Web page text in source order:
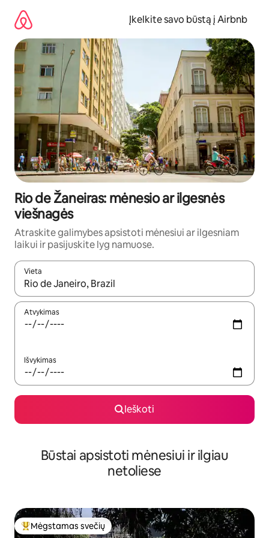
turinio
Įkelkite savo būstą į Airbnb
Rio de Žaneiras: mėnesio ar ilgesnės
viešnagės
Atraskite galimybes apsistoti mėnesiui ar ilgesniam
laikui ir pasijuskite lyg namuose.
Vieta
Kai pasirodys paieškos rezultatai, juos naršyti galite
Atvykimas
Išvykimas
Ieškoti
Būstai apsistoti mėnesiui ir ilgiau
netoliese
Svečių mėgstamiausias
Mėgstamas svečių